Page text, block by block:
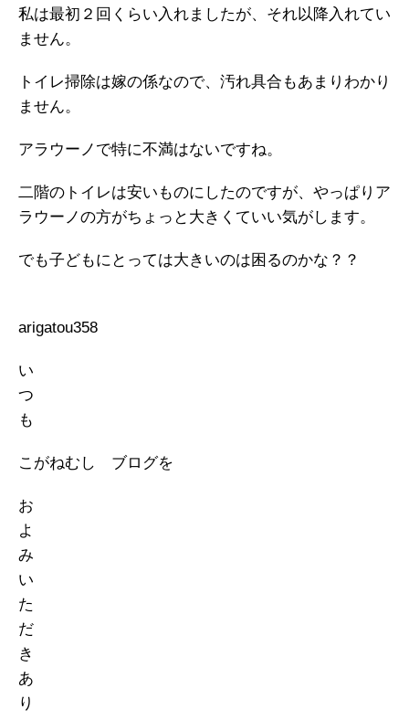
私は最初２回くらい入れましたが、それ以降入れてい
ません。
トイレ掃除は嫁の係なので、汚れ具合もあまりわかり
ません。
アラウーノで特に不満はないですね。
二階のトイレは安いものにしたのですが、やっぱりア
ラウーノの方がちょっと大きくていい気がします。
でも子どもにとっては大きいのは困るのかな？？
arigatou358
い
つ
も
こがねむし ブログを
お
よ
み
い
た
だ
き
あ
り